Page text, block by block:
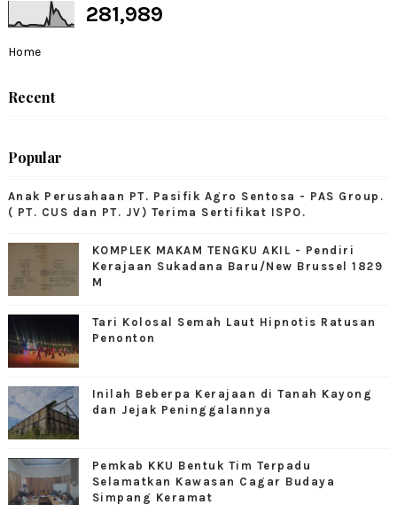
281,989
Home
Recent
Popular
Anak Perusahaan PT. Pasifik Agro Sentosa - PAS Group.
( PT. CUS dan PT. JV) Terima Sertifikat ISPO.
KOMPLEK MAKAM TENGKU AKIL - Pendiri
Kerajaan Sukadana Baru/New Brussel 1829
M
Tari Kolosal Semah Laut Hipnotis Ratusan
Penonton
Inilah Beberpa Kerajaan di Tanah Kayong
dan Jejak Peninggalannya
Pemkab KKU Bentuk Tim Terpadu
Selamatkan Kawasan Cagar Budaya
Simpang Keramat